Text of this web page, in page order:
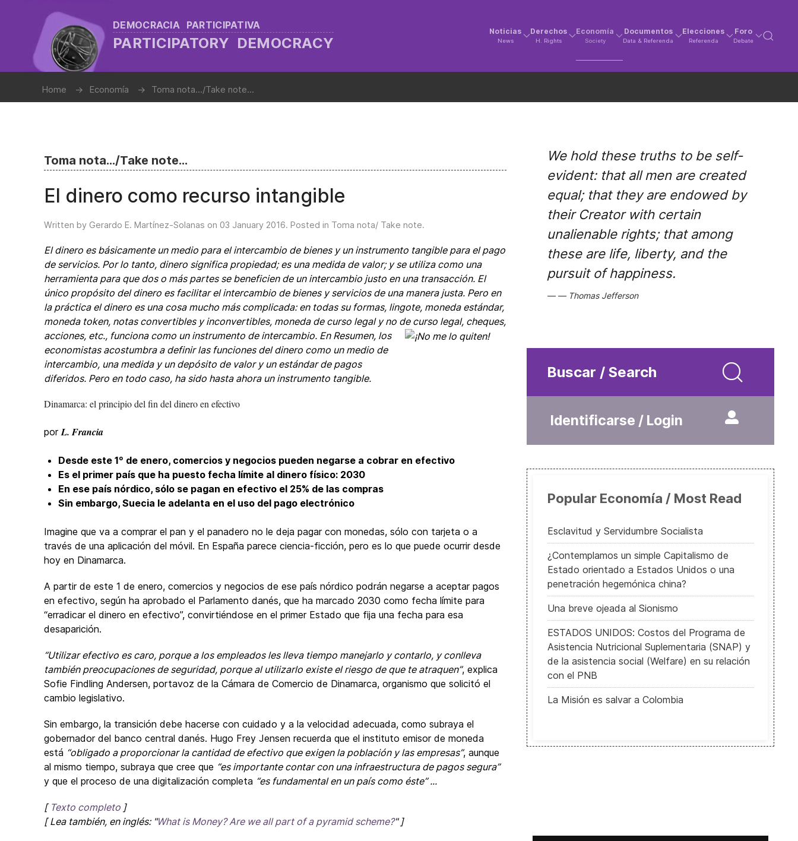
DEMOCRACIA PARTICIPATIVA
PARTICIPATORY DEMOCRACY
Noticias
News
Derechos
H. Rights
Economía
Society
Documentos
Data & Referenda
Elecciones
Referenda
Foro
Debate
Home Economía Toma nota.../Take note...
Toma nota.../Take note...
El dinero como recurso intangible
Written by Gerardo E. Martínez-Solanas on 03 January 2016. Posted in Toma nota/ Take note.
El dinero es básicamente un medio para el intercambio de bienes y un instrumento tangible para el pago
de servicios. Por lo tanto, dinero significa propiedad; es una medida de valor; y se utiliza como una
herramienta para que dos o más partes se beneficien de un intercambio justo en una transacción. El
único propósito del dinero es facilitar el intercambio de bienes y servicios de una manera justa. Pero en
la práctica el dinero es una cosa mucho más complicada: en todas su formas, lingote, moneda estándar,
moneda token, notas convertibles y inconvertibles, moneda de curso legal y no de curso legal, cheques,
acciones, etc., funciona como un instrumento de intercambio. En Resumen, los
economistas acostumbra a definir las funciones del dinero como un medio de
intercambio, una medida y un depósito de valor y un estándar de pagos
diferidos. Pero en todo caso, ha sido hasta ahora un instrumento tangible.
Dinamarca: el principio del fin del dinero en efectivo
porL. Francia
Desde este 1º de enero, comercios y negocios pueden negarse a cobrar en efectivo
Es el primer país que ha puesto fecha límite al dinero físico: 2030
En ese país nórdico, sólo se pagan en efectivo el 25% de las compras
Sin embargo, Suecia le adelanta en el uso del pago electrónico
Imagine que va a comprar el pan y el panadero no le deja pagar con monedas, sólo con tarjeta o a
través de una aplicación del móvil. En España parece ciencia-ficción, pero es lo que puede ocurrir desde
hoy en Dinamarca.
A partir de este 1 de enero, comercios y negocios de ese país nórdico podrán negarse a aceptar pagos
en efectivo, según ha aprobado el Parlamento danés, que ha marcado 2030 como fecha límite para
“erradicar el dinero en efectivo”, convirtiéndose en el primer Estado que fija una fecha para esa
desaparición.
“Utilizar efectivo es caro, porque a los empleados les lleva tiempo manejarlo y contarlo, y conlleva
también preocupaciones de seguridad, porque al utilizarlo existe el riesgo de que te atraquen”, explica
Sofie Findling Andersen, portavoz de la Cámara de Comercio de Dinamarca, organismo que solicitó el
cambio legislativo.
Sin embargo, la transición debe hacerse con cuidado y a la velocidad adecuada, como subraya el
gobernador del banco central danés. Hugo Frey Jensen recuerda que el instituto emisor de moneda
está “obligado a proporcionar la cantidad de efectivo que exigen la población y las empresas”, aunque
al mismo tiempo, subraya que cree que “es importante contar con una infraestructura de pagos segura”
y que el proceso de una digitalización completa “es fundamental en un país como éste” ...
[ Texto completo ]
[ Lea también, en inglés: "What is Money? Are we all part of a pyramid scheme?" ]
We hold these truths to be self-
evident: that all men are created
equal; that they are endowed by
their Creator with certain
unalienable rights; that among
these are life, liberty, and the
pursuit of happiness.
Thomas Jefferson
Buscar / Search
Identificarse / Login
Popular Economía / Most Read
Esclavitud y Servidumbre Socialista
¿Contemplamos un simple Capitalismo de
Estado orientado a Estados Unidos o una
penetración hegemónica china?
Una breve ojeada al Sionismo
ESTADOS UNIDOS: Costos del Programa de
Asistencia Nutricional Suplementaria (SNAP) y
de la asistencia social (Welfare) en su relación
con el PNB
La Misión es salvar a Colombia